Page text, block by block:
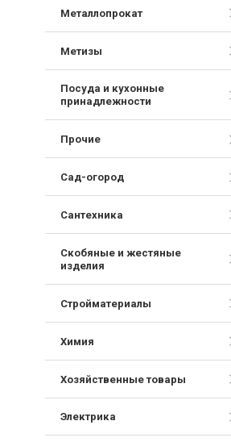
Металлопрокат
Метизы
Посуда и кухонные
принадлежности
Прочие
Сад-огород
Сантехника
Скобяные и жестяные
изделия
Стройматериалы
Химия
Хозяйственные товары
Электрика